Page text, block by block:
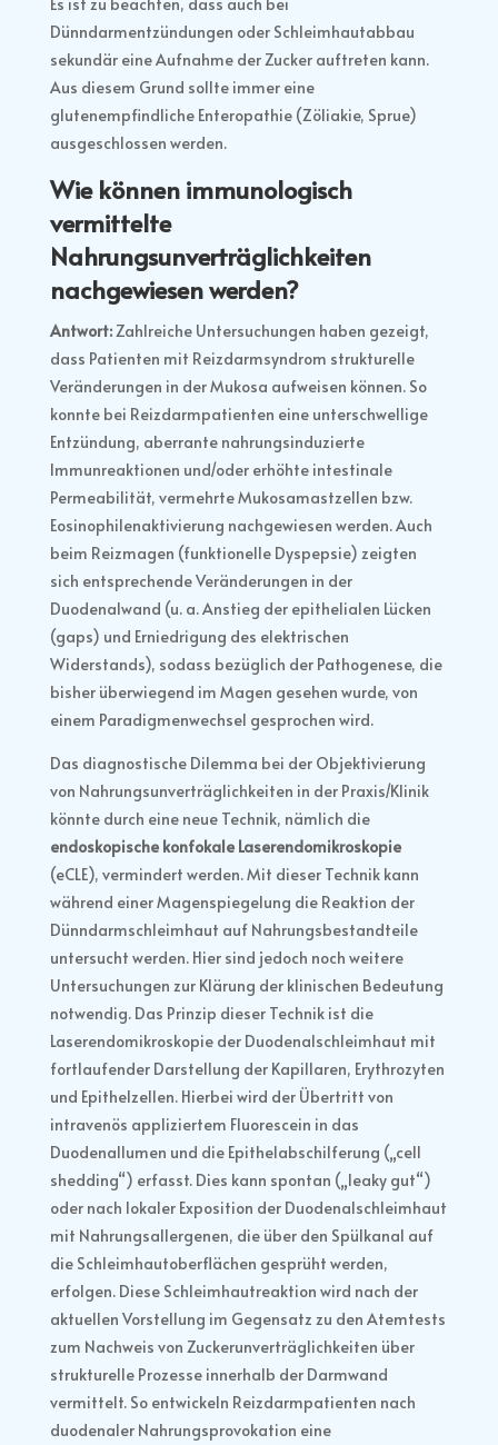
Dünndarmentzündungen oder Schleimhautabbau
sekundär eine Aufnahme der Zucker auftreten kann.
Aus diesem Grund sollte immer eine
glutenempfindliche Enteropathie (Zöliakie, Sprue)
ausgeschlossen werden.
Wie können immunologisch
vermittelte
Nahrungsunverträglichkeiten
nachgewiesen werden?
Antwort: Zahlreiche Untersuchungen haben gezeigt,
dass Patienten mit Reizdarmsyndrom strukturelle
Veränderungen in der Mukosa aufweisen können. So
konnte bei Reizdarmpatienten eine unterschwellige
Entzündung, aberrante nahrungsinduzierte
Immunreaktionen und/oder erhöhte intestinale
Permeabilität, vermehrte Mukosamastzellen bzw.
Eosinophilenaktivierung nachgewiesen werden. Auch
beim Reizmagen (funktionelle Dyspepsie) zeigten
sich entsprechende Veränderungen in der
Duodenalwand (u. a. Anstieg der epithelialen Lücken
(gaps) und Erniedrigung des elektrischen
Widerstands), sodass bezüglich der Pathogenese, die
bisher überwiegend im Magen gesehen wurde, von
einem Paradigmenwechsel gesprochen wird.
Das diagnostische Dilemma bei der Objektivierung
von Nahrungsunverträglichkeiten in der Praxis/Klinik
könnte durch eine neue Technik, nämlich die
endoskopische konfokale Laserendomikroskopie
(eCLE), vermindert werden. Mit dieser Technik kann
während einer Magenspiegelung die Reaktion der
Dünndarmschleimhaut auf Nahrungsbestandteile
untersucht werden. Hier sind jedoch noch weitere
Untersuchungen zur Klärung der klinischen Bedeutung
notwendig. Das Prinzip dieser Technik ist die
Laserendomikroskopie der Duodenalschleimhaut mit
fortlaufender Darstellung der Kapillaren, Erythrozyten
und Epithelzellen. Hierbei wird der Übertritt von
intravenös appliziertem Fluorescein in das
Duodenallumen und die Epithelabschilferung („cell
shedding“) erfasst. Dies kann spontan („leaky gut“)
oder nach lokaler Exposition der Duodenalschleimhaut
mit Nahrungsallergenen, die über den Spülkanal auf
die Schleimhautoberflächen gesprüht werden,
erfolgen. Diese Schleimhautreaktion wird nach der
aktuellen Vorstellung im Gegensatz zu den Atemtests
zum Nachweis von Zuckerunverträglichkeiten über
strukturelle Prozesse innerhalb der Darmwand
vermittelt. So entwickeln Reizdarmpatienten nach
duodenaler Nahrungsprovokation eine